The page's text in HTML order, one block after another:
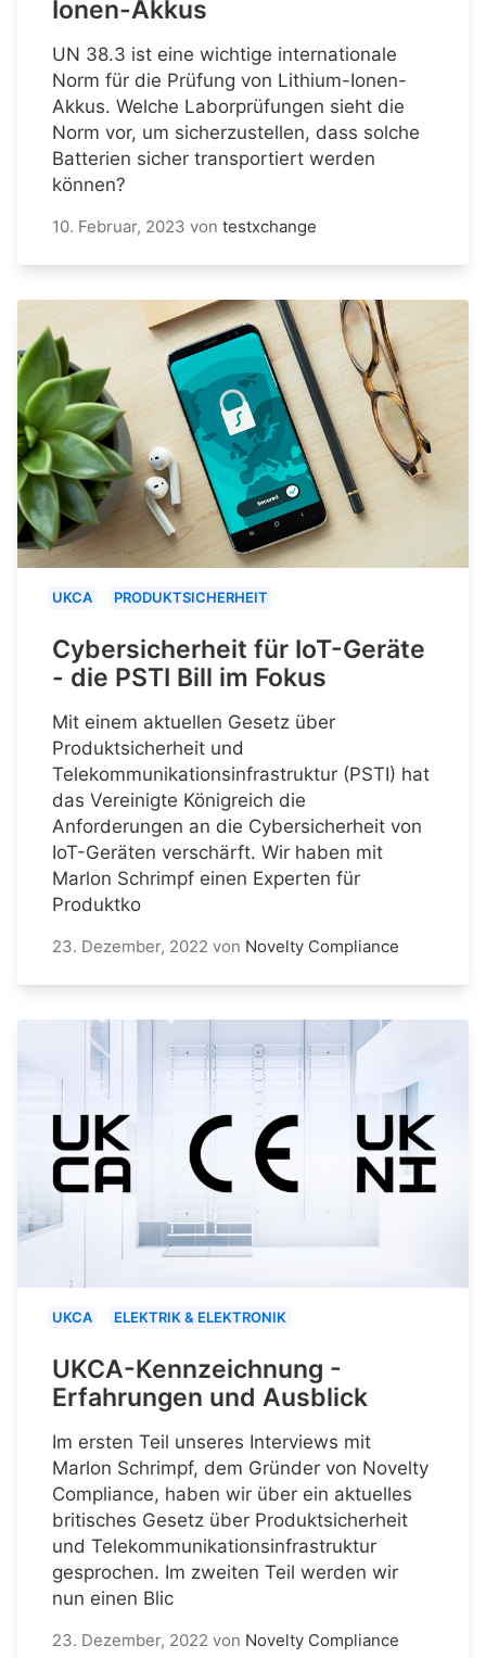
Ionen-Akkus
UN 38.3 ist eine wichtige internationale
Norm für die Prüfung von Lithium-Ionen-
Akkus. Welche Laborprüfungen sieht die
Norm vor, um sicherzustellen, dass solche
Batterien sicher transportiert werden
können?
10. Februar, 2023 von testxchange
UKCA PRODUKTSICHERHEIT
Cybersicherheit für IoT-Geräte
- die PSTI Bill im Fokus
Mit einem aktuellen Gesetz über
Produktsicherheit und
Telekommunikationsinfrastruktur (PSTI) hat
das Vereinigte Königreich die
Anforderungen an die Cybersicherheit von
IoT-Geräten verschärft. Wir haben mit
Marlon Schrimpf einen Experten für
Produktko
23. Dezember, 2022 von Novelty Compliance
UKCA ELEKTRIK & ELEKTRONIK
UKCA-Kennzeichnung -
Erfahrungen und Ausblick
Im ersten Teil unseres Interviews mit
Marlon Schrimpf, dem Gründer von Novelty
Compliance, haben wir über ein aktuelles
britisches Gesetz über Produktsicherheit
und Telekommunikationsinfrastruktur
gesprochen. Im zweiten Teil werden wir
nun einen Blic
23. Dezember, 2022 von Novelty Compliance